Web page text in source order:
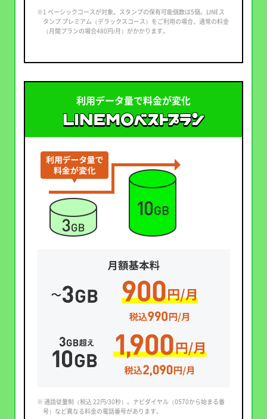
※1 ベーシックコースが対象。スタンプの保有可能個数は5個。LINEス
タンプ プレミアム（デラックスコース）をご利用の場合、通常の料金
（月間プランの場合480円/月）がかかります。
利用データ量で料金が変化
※ 通話従量制（税込 22円/30秒）。ナビダイヤル（0570から始まる番
号）など異なる料金の電話番号があります。